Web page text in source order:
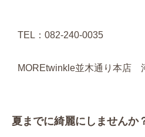
TEL：082-240-0035
MOREtwinkle並木通り本店
夏までに綺麗にしませんか